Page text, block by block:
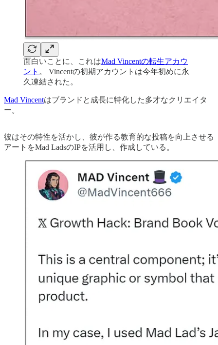
面白いことに、これはMad Vincentの転生アカウ
ント 。 Vincentの初期アカウントは今年初めに永
久凍結された。
Mad Vincentはブランドと成長に特化した多才なクリエイタ
ー。
彼はその特性を活かし、彼が作る教育的な投稿を向上させる
アートをMad LadsのIPを活用し、作成している。